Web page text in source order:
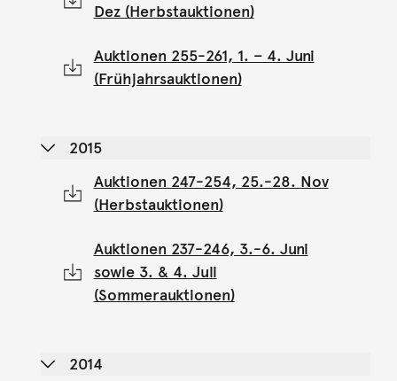
Dez (Herbstauktionen)
Auktionen 255-261, 1. – 4. Juni
(Frühjahrsauktionen)
2015
Auktionen 247-254, 25.-28. Nov
(Herbstauktionen)
Auktionen 237-246, 3.-6. Juni
sowie 3. & 4. Juli
(Sommerauktionen)
2014